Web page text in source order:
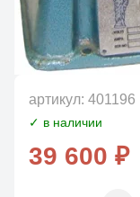
артикул: 401196
✓ в наличии
39 600 ₽